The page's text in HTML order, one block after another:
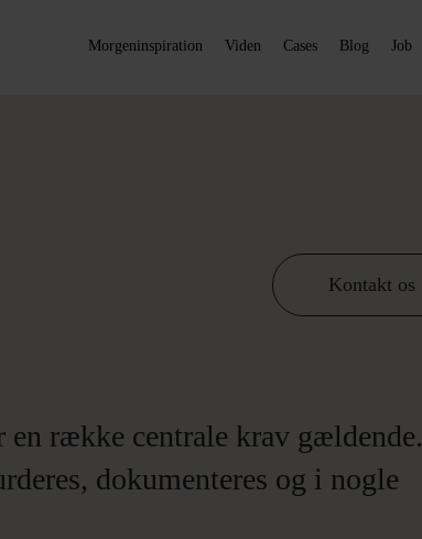
Morgeninspiration Viden Cases Blog Job
Kontakt os
række centrale krav gældende.
dokumenteres og i nogle